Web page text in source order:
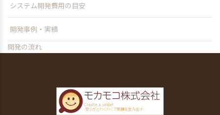
システム開発費用の目安
開発事例・実績
開発の流れ